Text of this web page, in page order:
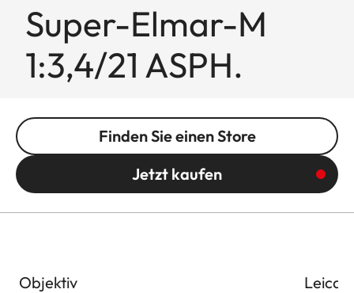
Super-Elmar-M
1:3,4/21 ASPH.
Finden Sie einen Store
Jetzt kaufen
Objektiv
Leica